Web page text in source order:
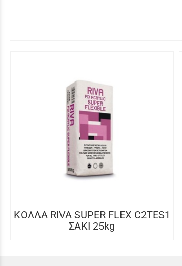
ΚΟΛΛΑ RIVA SUPER FLEX C2TES1
ΣΑΚΙ 25kg